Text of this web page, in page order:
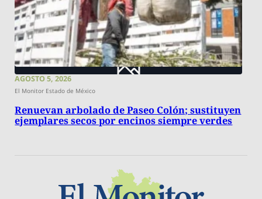
AGOSTO 5, 2026
El Monitor Estado de México
Renuevan arbolado de Paseo Colón; sustituyen
ejemplares secos por encinos siempre verdes